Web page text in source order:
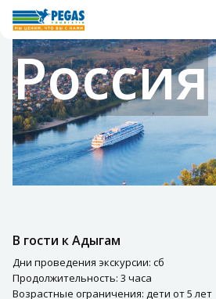
Россия
В гости к Адыгам
Дни проведения экскурсии: сб
Продолжительность: 3 часа
Возрастные ограничения: дети от 5 лет